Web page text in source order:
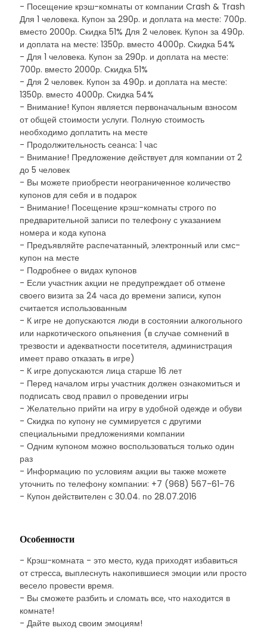
- Посещение крэш-комнаты от компании Crash & Trash
Для 1 человека. Купон за 290р. и доплата на месте: 700р.
вместо 2000р. Скидка 51% Для 2 человек. Купон за 490р.
и доплата на месте: 1350р. вместо 4000р. Скидка 54%
- Для 1 человека. Купон за 290р. и доплата на месте:
700р. вместо 2000р. Скидка 51%
- Для 2 человек. Купон за 490р. и доплата на месте:
1350р. вместо 4000р. Скидка 54%
- Внимание! Купон является первоначальным взносом
от общей стоимости услуги. Полную стоимость
необходимо доплатить на месте
- Продолжительность сеанса: 1 час
- Внимание! Предложение действует для компании от 2
до 5 человек
- Вы можете приобрести неограниченное количество
купонов для себя и в подарок
- Внимание! Посещение крэш-комнаты строго по
предварительной записи по телефону с указанием
номера и кода купона
- Предъявляйте распечатанный, электронный или смс-
купон на месте
- Подробнее о видах купонов
- Если участник акции не предупреждает об отмене
своего визита за 24 часа до времени записи, купон
считается использованным
- К игре не допускаются люди в состоянии алкогольного
или наркотического опьянения (в случае сомнений в
трезвости и адекватности посетителя, администрация
имеет право отказать в игре)
- К игре допускаются лица старше 16 лет
- Перед началом игры участник должен ознакомиться и
подписать свод правил о проведении игры
- Желательно прийти на игру в удобной одежде и обуви
- Скидка по купону не суммируется с другими
специальными предложениями компании
- Одним купоном можно воспользоваться только один
раз
- Информацию по условиям акции вы также можете
уточнить по телефону компании: +7 (968) 567-61-76
- Купон действителен с 30.04. по 28.07.2016
Особенности
- Крэш-комната - это место, куда приходят избавиться
от стресса, выплеснуть накопившиеся эмоции или просто
весело провести время.
- Вы сможете разбить и сломать все, что находится в
комнате!
- Дайте выход своим эмоциям!